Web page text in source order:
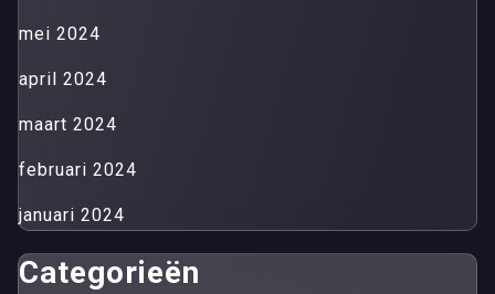
mei 2024
april 2024
maart 2024
februari 2024
januari 2024
Categorieën